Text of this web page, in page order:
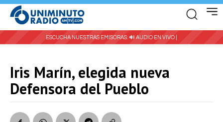
ESCUCHA NUESTRAS EMISORAS: 🔊 AUDIO EN VIVO |
Iris Marín, elegida nueva
Defensora del Pueblo